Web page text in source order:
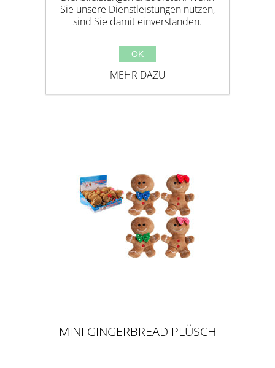
ELVES BEHAVIN' BADLY -
NAUGHTY ELF JOKES
MINI GINGERBREAD PLÜSCH
Sie unsere Dienstleistungen nutzen,
sind Sie damit einverstanden.
OK
MEHR DAZU